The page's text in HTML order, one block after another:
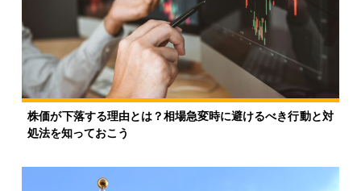
株価が下落する理由とは？相場急変時に避けるべき行動と対
処法を知っておこう